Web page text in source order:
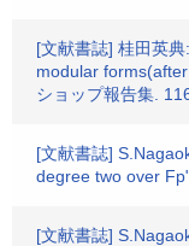
[文献書誌] 桂田英
modular
ショップ報告集.
[文献書誌]
degree two over
[文献書誌]